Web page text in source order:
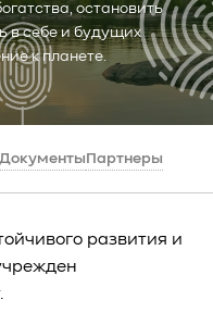
остановить
в себе и будущих
к планете.
Документы Партнеры
развития и